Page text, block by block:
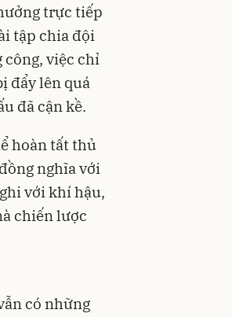
trực tiếp
tập chia đội
công, việc chỉ
đẩy lên quá
đã cận kề.
hoàn tất thủ
nghĩa với
với khí hậu,
chiến lược
có những